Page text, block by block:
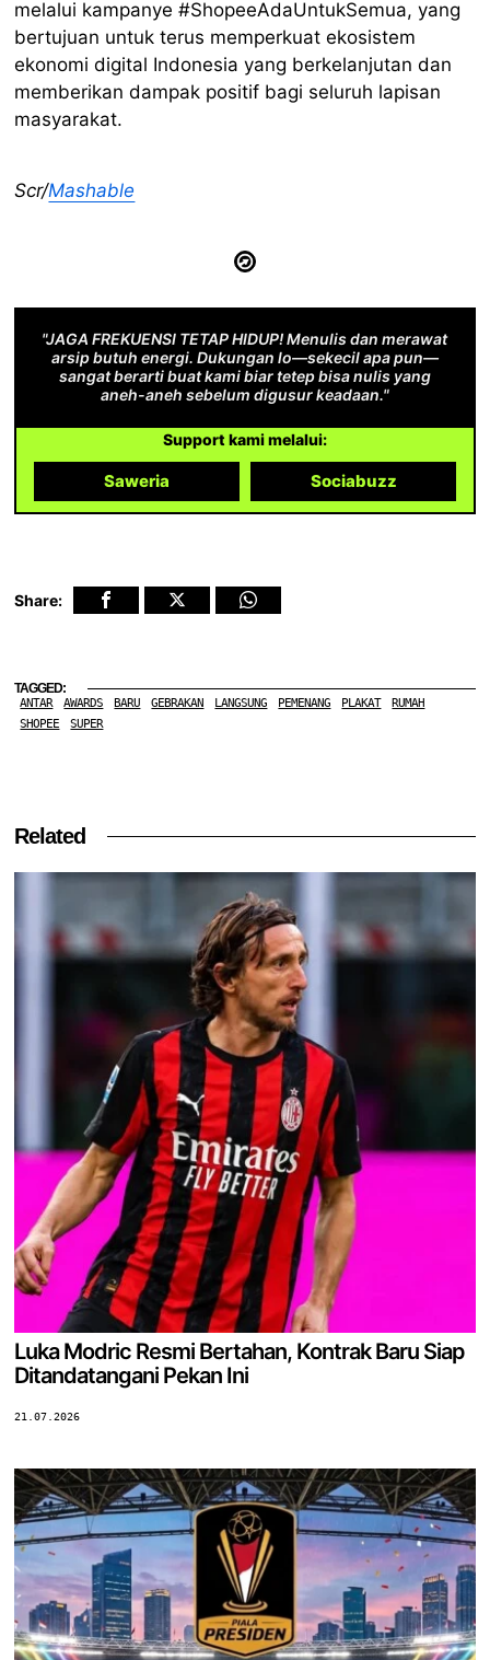
melalui kampanye #ShopeeAdaUntukSemua, yang
bertujuan untuk terus memperkuat ekosistem
ekonomi digital Indonesia yang berkelanjutan dan
memberikan dampak positif bagi seluruh lapisan
masyarakat.
Scr/Mashable
"JAGA FREKUENSI TETAP HIDUP! Menulis dan merawat
arsip butuh energi. Dukungan lo—sekecil apa pun—
sangat berarti buat kami biar tetep bisa nulis yang
aneh-aneh sebelum digusur keadaan."
Support kami melalui:
Saweria Sociabuzz
Share:
TAGGED:
ANTAR AWARDS BARU GEBRAKAN LANGSUNG PEMENANG PLAKAT
RUMAH
SHOPEE
SUPER
Related
Luka Modric Resmi Bertahan, Kontrak Baru Siap
Ditandatangani Pekan Ini
21.07.2026